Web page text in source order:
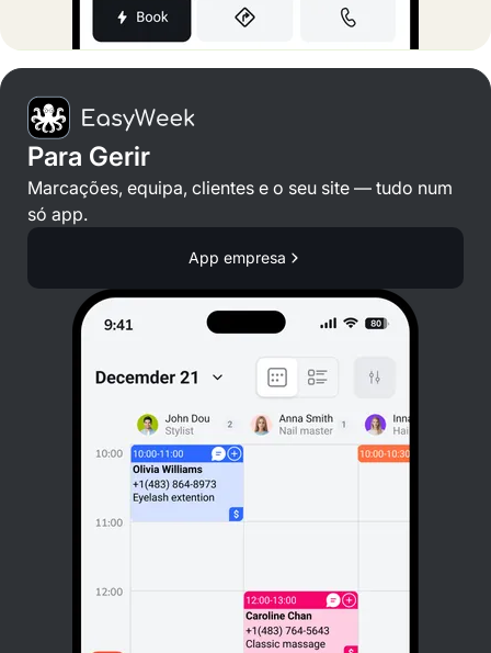
Para Gerir
Marcações, equipa, clientes e o seu site — tudo num
só app.
App empresa